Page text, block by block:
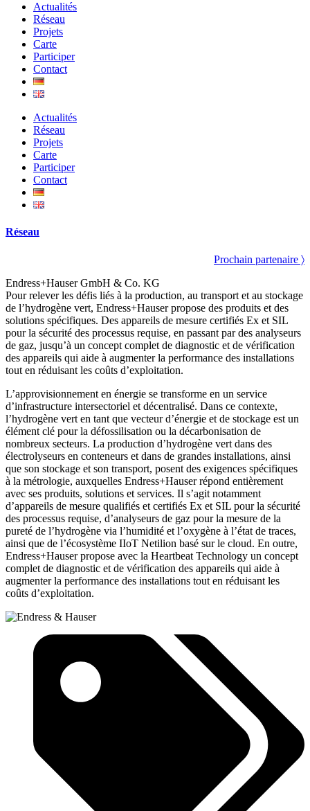
Actualités
Réseau
Projets
Carte
Participer
Contact
Actualités
Réseau
Projets
Carte
Participer
Contact
Réseau
Prochain partenaire 〉
Endress+Hauser GmbH & Co. KG
Pour relever les défis liés à la production, au transport et au stockage
de l’hydrogène vert, Endress+Hauser propose des produits et des
solutions spécifiques. Des appareils de mesure certifiés Ex et SIL
pour la sécurité des processus requise, en passant par des analyseurs
de gaz, jusqu’à un concept complet de diagnostic et de vérification
des appareils qui aide à augmenter la performance des installations
tout en réduisant les coûts d’exploitation.
L’approvisionnement en énergie se transforme en un service
d’infrastructure intersectoriel et décentralisé. Dans ce contexte,
l’hydrogène vert en tant que vecteur d’énergie et de stockage est un
élément clé pour la défossilisation ou la décarbonisation de
nombreux secteurs. La production d’hydrogène vert dans des
électrolyseurs en conteneurs et dans de grandes installations, ainsi
que son stockage et son transport, posent des exigences spécifiques
à la métrologie, auxquelles Endress+Hauser répond entièrement
avec ses produits, solutions et services. Il s’agit notamment
d’appareils de mesure qualifiés et certifiés Ex et SIL pour la sécurité
des processus requise, d’analyseurs de gaz pour la mesure de la
pureté de l’hydrogène via l’humidité et l’oxygène à l’état de traces,
ainsi que de l’écosystème IIoT Netilion basé sur le cloud. En outre,
Endress+Hauser propose avec la Heartbeat Technology un concept
complet de diagnostic et de vérification des appareils qui aide à
augmenter la performance des installations tout en réduisant les
coûts d’exploitation.